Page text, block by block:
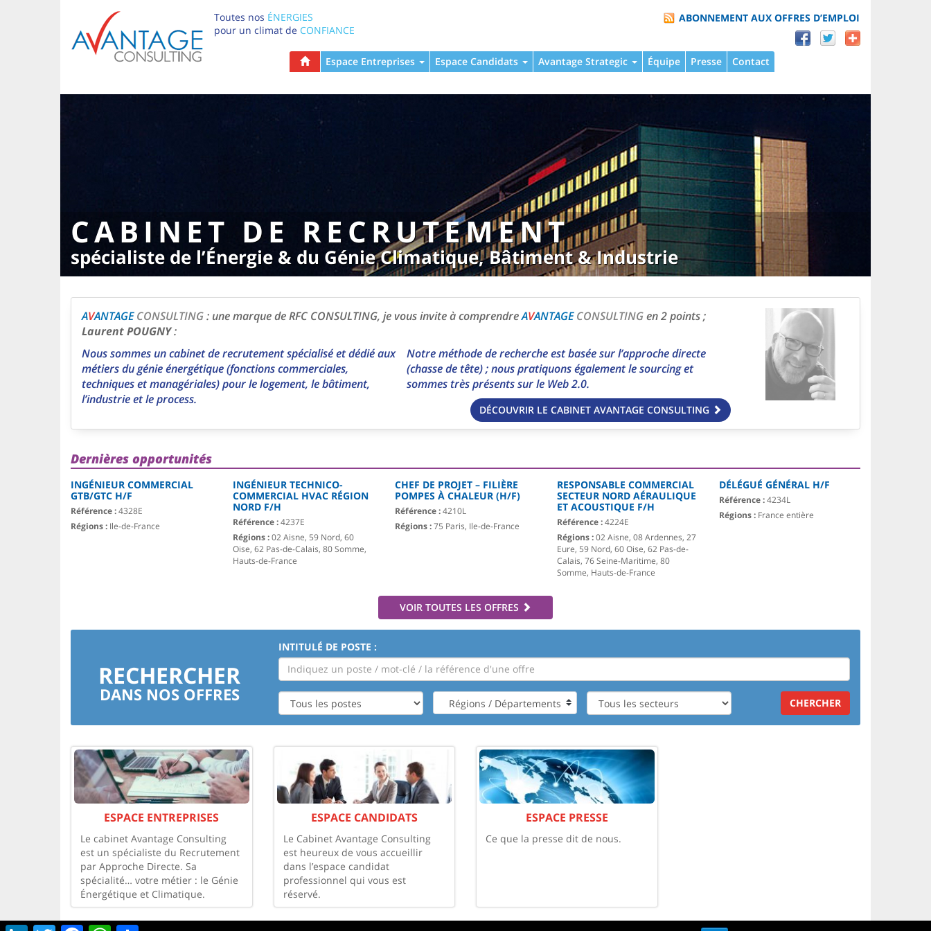
Toutes nos ÉNERGIES
pour un climat de CONFIANCE
ABONNEMENT AUX OFFRES D’EMPLOI
Espace Entreprises Espace Candidats Avantage Strategic Équipe Presse Contact
CABINET DE RECRUTEMENT
spécialiste de l’Énergie & du Génie Climatique, Bâtiment & Industrie
AVANTAGECONSULTING: une marque de RFC CONSULTING, je vous invite à comprendreAVANTAGECONSULTINGen 2 points ;
Laurent POUGNY:
Nous sommes un cabinet de recrutement spécialisé et dédié aux
métiers du génie énergétique (fonctions commerciales,
techniques et managériales) pour le logement, le bâtiment,
l’industrie et le process.
Notre méthode de recherche est basée sur l’approche directe
(chasse de tête) ; nous pratiquons également le sourcing et
sommes très présents sur le Web 2.0.
DÉCOUVRIR LE CABINET AVANTAGE CONSULTING
Dernières opportunités
INGÉNIEUR COMMERCIAL
GTB/GTC H/F
Référence :4328E
Régions : Ile-de-France
INGÉNIEUR TECHNICO-
COMMERCIAL HVAC RÉGION
NORD F/H
Référence :4237E
Régions :02 Aisne, 59 Nord, 60
Oise, 62 Pas-de-Calais, 80 Somme,
Hauts-de-France
CHEF DE PROJET – FILIÈRE
POMPES À CHALEUR (H/F)
Référence :4210L
Régions :75 Paris, Ile-de-France
RESPONSABLE COMMERCIAL
SECTEUR NORD AÉRAULIQUE
ET ACOUSTIQUE F/H
Référence :4224E
Régions :02 Aisne, 08 Ardennes, 27
Eure, 59 Nord, 60 Oise, 62 Pas-de-
Calais, 76 Seine-Maritime, 80
Somme, Hauts-de-France
DÉLÉGUÉ GÉNÉRAL H/F
Référence :4234L
Régions : France entière
VOIR TOUTES LES OFFRES
RECHERCHER
DANS NOS OFFRES
INTITULÉ DE POSTE :
Régions / Départements CHERCHER
ESPACE ENTREPRISES
Le cabinet Avantage Consulting
est un spécialiste du Recrutement
par Approche Directe. Sa
spécialité… votre métier : le Génie
Énergétique et Climatique.
ESPACE CANDIDATS
Le Cabinet Avantage Consulting
est heureux de vous accueillir
dans l’espace candidat
professionnel qui vous est
réservé.
ESPACE PRESSE
Ce que la presse dit de nous.